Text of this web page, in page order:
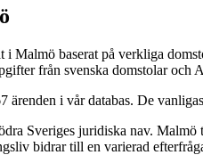
i Malmö baserat på verkliga
från svenska domstolar och
ärenden i vår databas. De
Sveriges juridiska nav.
bidrar till en varierad